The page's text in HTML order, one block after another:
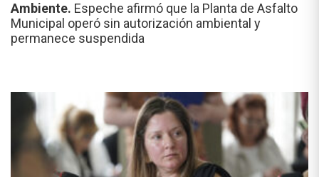
Ambiente. Espeche afirmó que la Planta de Asfalto
Municipal operó sin autorización ambiental y
permanece suspendida